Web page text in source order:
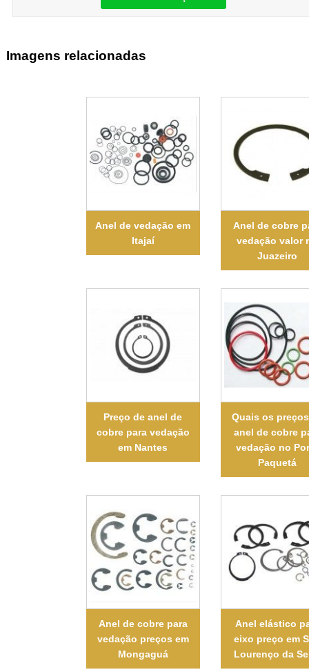
Imagens relacionadas
Anel de vedação em
Itajaí
Anel de cobre
vedação valor
Juazeiro
Preço de anel de
cobre para vedação
em Nantes
Quais os
anel de cobre
vedação no
Paquetá
Anel de cobre para
vedação preços em
Mongaguá
Anel elástico
eixo preço em
Lourenço da